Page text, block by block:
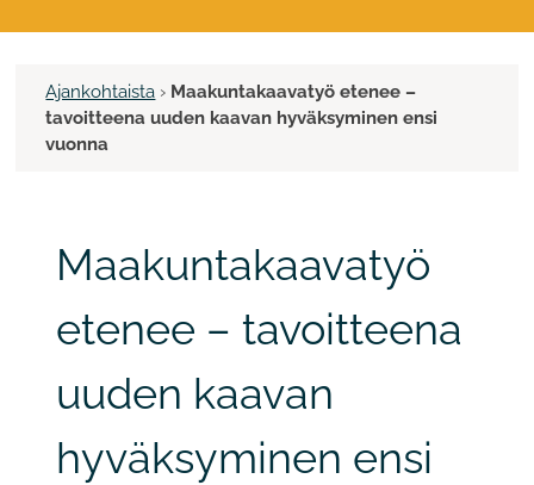
Ajankohtaista › Maakuntakaavatyö etenee –
tavoitteena uuden kaavan hyväksyminen ensi
vuonna
Maakuntakaavatyö
etenee – tavoitteena
uuden kaavan
hyväksyminen ensi